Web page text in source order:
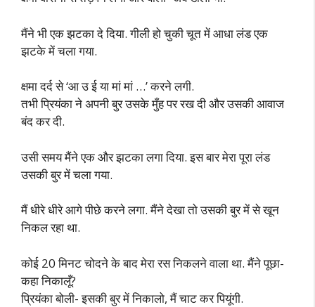
मैंने भी एक झटका दे दिया. गीली हो चुकी चूत में आधा लंड एक
झटके में चला गया.
क्षमा दर्द से ‘आ उ ई या मां मां …’ करने लगी.
तभी प्रियंका ने अपनी बुर उसके मुँह पर रख दी और उसकी आवाज
बंद कर दी.
उसी समय मैंने एक और झटका लगा दिया. इस बार मेरा पूरा लंड
उसकी बुर में चला गया.
मैं धीरे धीरे आगे पीछे करने लगा. मैंने देखा तो उसकी बुर में से खून
निकल रहा था.
कोई 20 मिनट चोदने के बाद मेरा रस निकलने वाला था. मैंने पूछा-
कहा निकालूँ?
प्रियंका बोली- इसकी बुर में निकालो, मैं चाट कर पियूंगी.